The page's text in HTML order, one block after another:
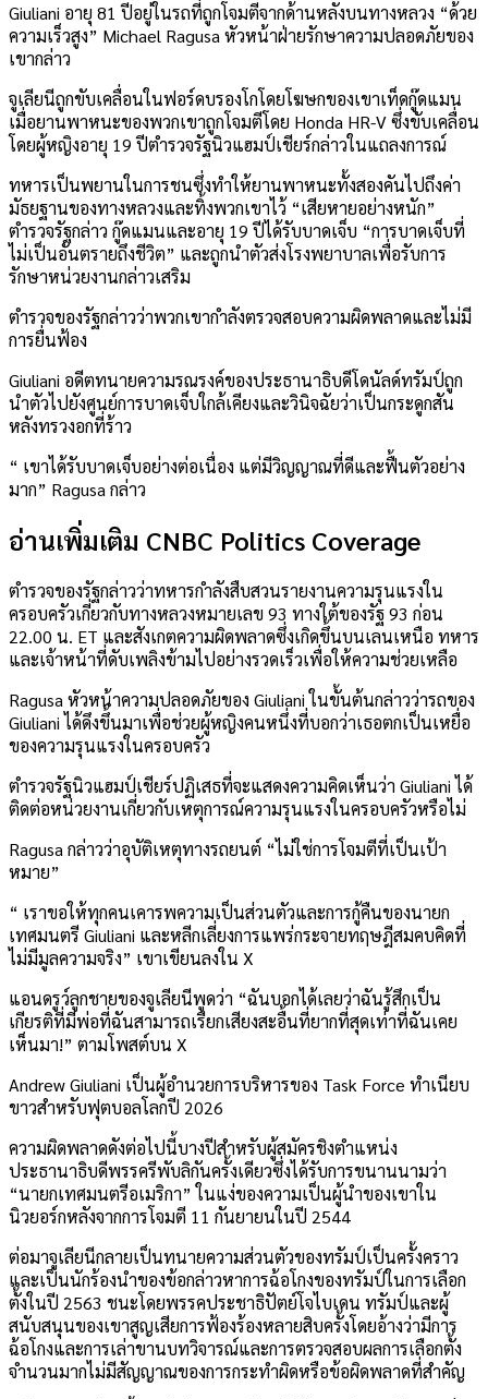
Giuliani อายุ 81 ปีอยู่ในรถที่ถูกโจมตีจากด้านหลังบนทางหลวง “ด้วย
ความเร็วสูง” Michael Ragusa หัวหน้าฝ่ายรักษาความปลอดภัยของ
เขากล่าว
จูเลียนีถูกขับเคลื่อนในฟอร์ดบรองโกโดยโฆษกของเขาเท็ดกู๊ดแมน
เมื่อยานพาหนะของพวกเขาถูกโจมตีโดย Honda HR-V ซึ่งขับเคลื่อน
โดยผู้หญิงอายุ 19 ปีตำรวจรัฐนิวแฮมป์เชียร์กล่าวในแถลงการณ์
ทหารเป็นพยานในการชนซึ่งทำให้ยานพาหนะทั้งสองคันไปถึงค่า
มัธยฐานของทางหลวงและทิ้งพวกเขาไว้ “เสียหายอย่างหนัก”
ตำรวจรัฐกล่าว กู๊ดแมนและอายุ 19 ปีได้รับบาดเจ็บ “การบาดเจ็บที่
ไม่เป็นอันตรายถึงชีวิต” และถูกนำตัวส่งโรงพยาบาลเพื่อรับการ
รักษาหน่วยงานกล่าวเสริม
ตำรวจของรัฐกล่าวว่าพวกเขากำลังตรวจสอบความผิดพลาดและไม่มี
การยื่นฟ้อง
Giuliani อดีตทนายความรณรงค์ของประธานาธิบดีโดนัลด์ทรัมป์ถูก
นำตัวไปยังศูนย์การบาดเจ็บใกล้เคียงและวินิจฉัยว่าเป็นกระดูกสัน
หลังทรวงอกที่ร้าว
“ เขาได้รับบาดเจ็บอย่างต่อเนื่อง แต่มีวิญญาณที่ดีและฟื้นตัวอย่าง
มาก” Ragusa กล่าว
อ่านเพิ่มเติม CNBC Politics Coverage
ตำรวจของรัฐกล่าวว่าทหารกำลังสืบสวนรายงานความรุนแรงใน
ครอบครัวเกี่ยวกับทางหลวงหมายเลข 93 ทางใต้ของรัฐ 93 ก่อน
22.00 น. ET และสังเกตความผิดพลาดซึ่งเกิดขึ้นบนเลนเหนือ ทหาร
และเจ้าหน้าที่ดับเพลิงข้ามไปอย่างรวดเร็วเพื่อให้ความช่วยเหลือ
Ragusa หัวหน้าความปลอดภัยของ Giuliani ในขั้นต้นกล่าวว่ารถของ
Giuliani ได้ดึงขึ้นมาเพื่อช่วยผู้หญิงคนหนึ่งที่บอกว่าเธอตกเป็นเหยื่อ
ของความรุนแรงในครอบครัว
ตำรวจรัฐนิวแฮมป์เชียร์ปฏิเสธที่จะแสดงความคิดเห็นว่า Giuliani ได้
ติดต่อหน่วยงานเกี่ยวกับเหตุการณ์ความรุนแรงในครอบครัวหรือไม่
Ragusa กล่าวว่าอุบัติเหตุทางรถยนต์ “ไม่ใช่การโจมตีที่เป็นเป้า
หมาย”
“ เราขอให้ทุกคนเคารพความเป็นส่วนตัวและการกู้คืนของนายก
เทศมนตรี Giuliani และหลีกเลี่ยงการแพร่กระจายทฤษฎีสมคบคิดที่
ไม่มีมูลความจริง” เขาเขียนลงใน X
แอนดรูว์ลูกชายของจูเลียนีพูดว่า “ฉันบอกได้เลยว่าฉันรู้สึกเป็น
เกียรติที่มีพ่อที่ฉันสามารถเรียกเสียงสะอื้นที่ยากที่สุดเท่าที่ฉันเคย
เห็นมา!” ตามโพสต์บน X
Andrew Giuliani เป็นผู้อำนวยการบริหารของ Task Force ทำเนียบ
ขาวสำหรับฟุตบอลโลกปี 2026
ความผิดพลาดดังต่อไปนี้บางปีสำหรับผู้สมัครชิงตำแหน่ง
ประธานาธิบดีพรรครีพับลิกันครั้งเดียวซึ่งได้รับการขนานนามว่า
“นายกเทศมนตรีอเมริกา” ในแง่ของความเป็นผู้นำของเขาใน
นิวยอร์กหลังจากการโจมตี 11 กันยายนในปี 2544
ต่อมาจูเลียนีกลายเป็นทนายความส่วนตัวของทรัมป์เป็นครั้งคราว
และเป็นนักร้องนำของข้อกล่าวหาการฉ้อโกงของทรัมป์ในการเลือก
ตั้งในปี 2563 ชนะโดยพรรคประชาธิปัตย์โจไบเดน ทรัมป์และผู้
สนับสนุนของเขาสูญเสียการฟ้องร้องหลายสิบครั้งโดยอ้างว่ามีการ
ฉ้อโกงและการเล่าขานบทวิจารณ์และการตรวจสอบผลการเลือกตั้ง
จำนวนมากไม่มีสัญญาณของการกระทำผิดหรือข้อผิดพลาดที่สำคัญ